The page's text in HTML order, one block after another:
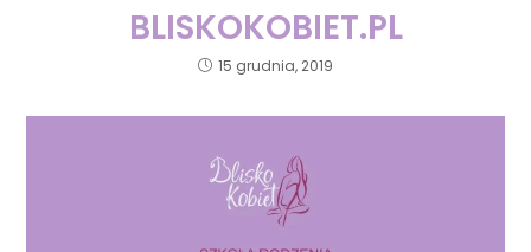
BLISKOKOBIET.PL
15 grudnia, 2019